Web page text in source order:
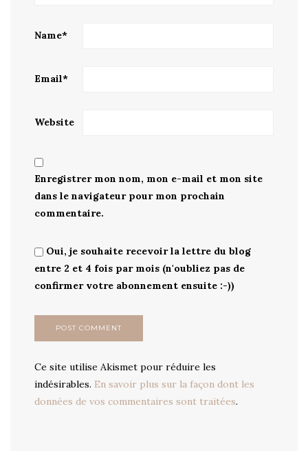
Name*
Email*
Website
Enregistrer mon nom, mon e-mail et mon site
dans le navigateur pour mon prochain
commentaire.
Oui, je souhaite recevoir la lettre du blog
entre 2 et 4 fois par mois (n'oubliez pas de
confirmer votre abonnement ensuite :-))
Ce site utilise Akismet pour réduire les
indésirables. En savoir plus sur la façon dont les
données de vos commentaires sont traitées.